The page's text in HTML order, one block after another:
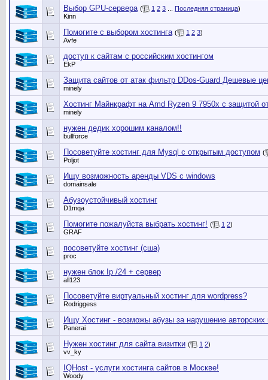
Выбор GPU-сервера ( 1 2 3 Последняя страница)
Kinn
Помогите с выбором хостинга ( 1 2 3)
Avfe
доступ к сайтам с российским хостингом
EkP
Защита сайтов от атак фильтр DDos-Guard Дешевые
minely
Хостинг Майнкрафт на Amd Ryzen 9 7950x с защитой
minely
нужен дедик хорошим каналом!!
bullforce
Посоветуйте хостинг для Mysql c открытым доступом (
Poljot
Ищу возможность аренды VDS с windows
domainsale
Абузоустойчивый хостинг
D1mqa
Помогите пожалуйста выбрать хостинг! ( 1 2)
GRAF
посоветуйте хостинг (сша)
proc
нужен блок Ip /24 + сервер
all123
Посоветуйте виртуальный хостинг для wordpress?
Rodriggess
Ищу Хостинг - возможы абузы за нарушение авторских
Panerai
Нужен хостинг для сайта визитки ( 1 2)
vv_ky
IQHost - услуги хостинга сайтов в Москве!
Woody